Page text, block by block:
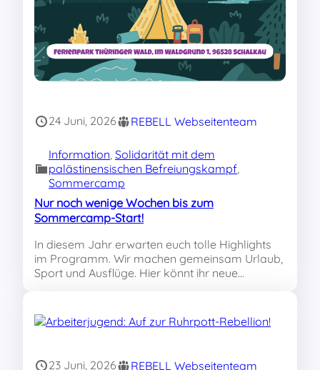
24 Juni, 2026 REBELL Webseitenteam
Information Solidarität mit dem
palästinensischen Befreiungskampf
Sommercamp
Nur noch wenige Wochen bis zum
Sommercamp-Start!
In diesem Jahr erwarten euch tolle Highlights
im Programm. Wir machen gemeinsam Urlaub,
Sport und Ausflüge. Hier könnt ihr neue…
23 Juni, 2026 REBELL Webseitenteam